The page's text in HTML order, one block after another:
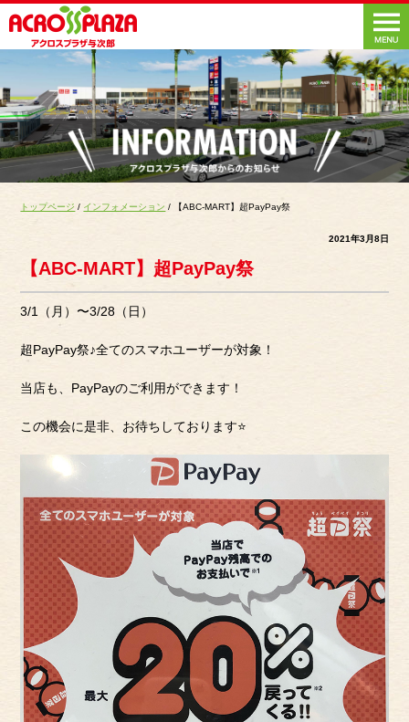
トップページ / インフォメーション / 【ABC-MART】超PayPay祭
2021年3月8日
【ABC-MART】超PayPay祭
3/1（月）〜3/28（日）
超PayPay祭♪全てのスマホユーザーが対象！
当店も、PayPayのご利用ができます！
この機会に是非、お待ちしております⭐